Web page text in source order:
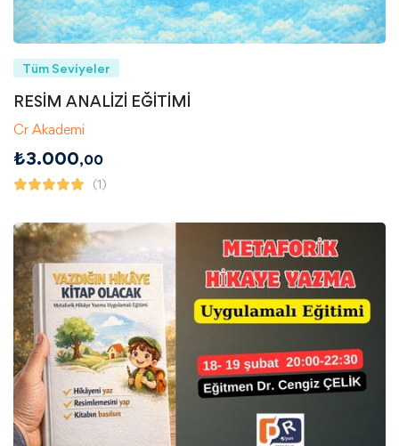
Tüm Seviyeler
RESİM ANALİZİ EĞİTİMİ
Cr Akademi
₺3.000,00
(1)